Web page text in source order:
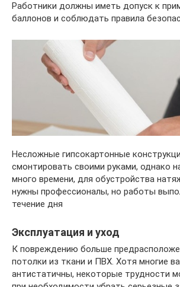
Работники должны иметь допуск к
баллонов и соблюдать правила
Несложные гипсокартонные
смонтировать своими руками, однако
много времени, для обустройства
нужны профессионалы, но работы
течение дня
Эксплуатация и уход
К повреждению больше
потолки из ткани и ПВХ. Хотя многие
антистатичны, некоторые трудности